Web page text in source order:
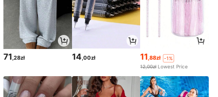
71,28zł 14,00zł 11,88zł
-1%
12,00zł Lowest Price